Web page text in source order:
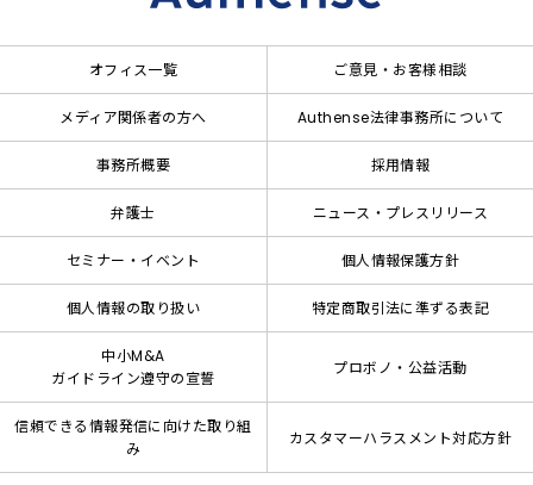
オフィス一覧 ご意見・お客様相談
メディア関係者の方へ Authense法律事務所について
事務所概要 採用情報
弁護士 ニュース・プレスリリース
セミナー・イベント 個人情報保護方針
個人情報の取り扱い 特定商取引法に準ずる表記
中小M&A
ガイドライン遵守の宣誓
プロボノ・公益活動
信頼できる情報発信に向けた取り組
み
カスタマーハラスメント対応方針